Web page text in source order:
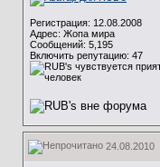
Регистрация: 12.08.2008
Адрес: Жопа мира
Сообщений: 5,195
Включить репутацию: 47
24.08.2010